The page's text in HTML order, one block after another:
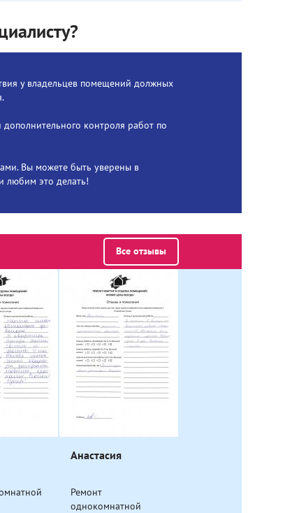
у владельцев помещений должных
контроля работ по
Вы можете быть уверены в
любим это делать!
Все отзывы
Анастасия
Ремонт
однокомнатной